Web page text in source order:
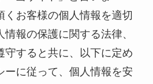
くお客様の個人情報を適切
報の保護に関する法律、
守すると共に、以下に定め
ーに従って、個人情報を安